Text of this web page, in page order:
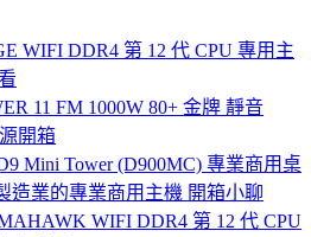
WIFI DDR4 第 12 代 CPU 專用主
11 FM 1000W 80+ 金牌 靜音
開箱
Mini Tower (D900MC) 專業商用桌
造業的專業商用主機 開箱小聊
WIFI DDR4 第 12 代 CPU